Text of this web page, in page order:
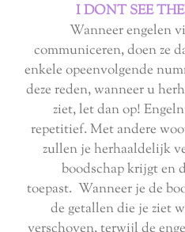
I DONT SEE
Wanneer engelen
communiceren, doen ze
enkele opeenvolgende
deze reden, wanneer u
ziet, let dan op!
repetitief. Met andere
zullen je herhaaldelijk
boodschap krijgt en
toepast. Wanneer je de
de getallen die je ziet